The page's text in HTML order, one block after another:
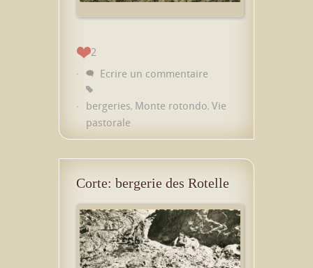
2
Ecrire un commentaire
bergeries, Monte rotondo, Vie
pastorale
Corte: bergerie des Rotelle